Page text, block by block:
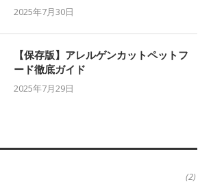
2025年7月30日
【保存版】アレルゲンカットペットフ
ード徹底ガイド
2025年7月29日
(2)